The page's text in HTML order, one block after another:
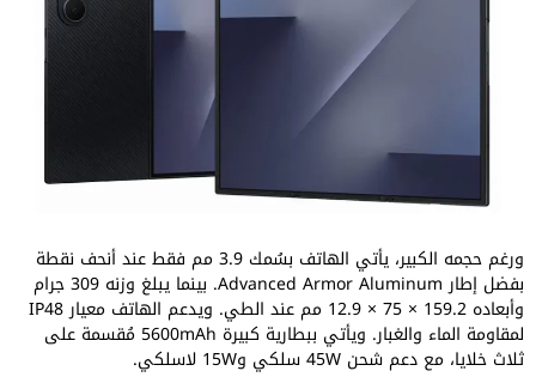
ورغم حجمه الكبير، يأتي الهاتف بسُمك 3.9 مم فقط عند أنحف نقطة
بفضل إطار Advanced Armor Aluminum. بينما يبلغ وزنه 309 جرام
وأبعاده 159.2 × 75 × 12.9 مم عند الطي. ويدعم الهاتف معيار IP48
لمقاومة الماء والغبار. ويأتي ببطارية كبيرة 5600mAh مُقسمة على
ثلاث خلايا، مع دعم شحن 45W سلكي و15W لاسلكي.